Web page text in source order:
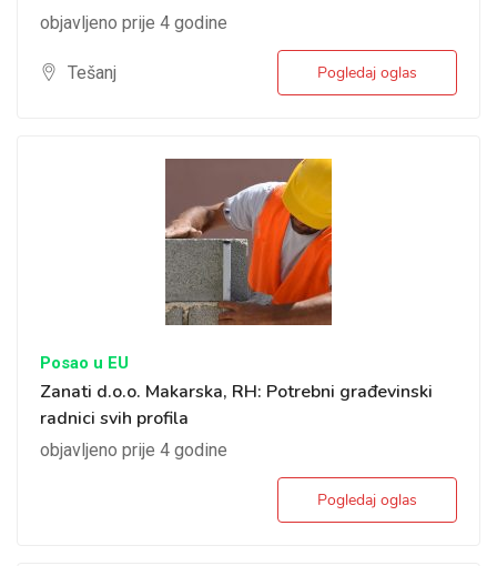
objavljeno prije 4 godine
Tešanj Pogledaj oglas
Posao u EU
Zanati d.o.o. Makarska, RH: Potrebni građevinski
radnici svih profila
objavljeno prije 4 godine
Pogledaj oglas